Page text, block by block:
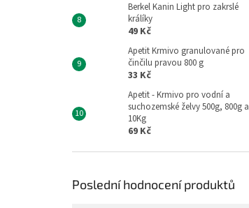
Berkel Kanin Light pro zakrslé
králíky
49 Kč
Apetit Krmivo granulované pro
činčilu pravou 800 g
33 Kč
Apetit - Krmivo pro vodní a
suchozemské želvy 500g, 800g a
10Kg
69 Kč
Poslední hodnocení produktů